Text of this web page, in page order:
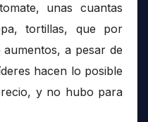
unas cuantas
tortillas, que por
a pesar de
hacen lo posible
y no hubo para